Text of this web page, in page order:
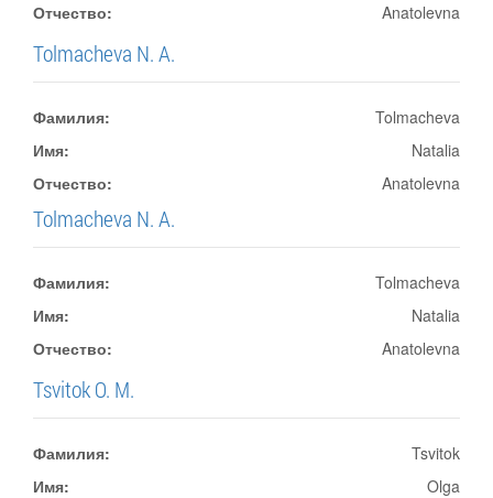
Отчество:
Anatolevna
Tolmacheva N. A.
Фамилия:
Tolmacheva
Имя:
Natalia
Отчество:
Anatolevna
Tolmacheva N. A.
Фамилия:
Tolmacheva
Имя:
Natalia
Отчество:
Anatolevna
Tsvitok O. M.
Фамилия:
Tsvitok
Имя:
Olga